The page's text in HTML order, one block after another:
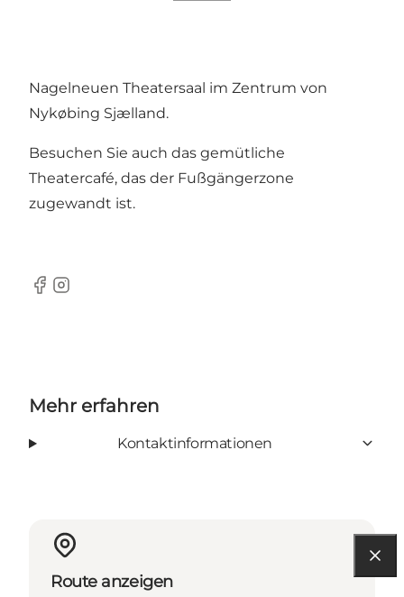
Nagelneuen Theatersaal im Zentrum von
Nykøbing Sjælland.
Besuchen Sie auch das gemütliche
Theatercafé, das der Fußgängerzone
zugewandt ist.
Facebook
Instagram
Mehr erfahren
Kontaktinformationen
Route anzeigen